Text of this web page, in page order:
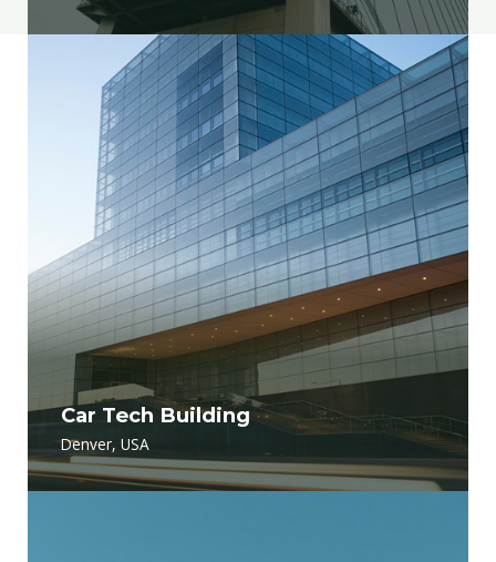
Car Tech Building
Denver, USA